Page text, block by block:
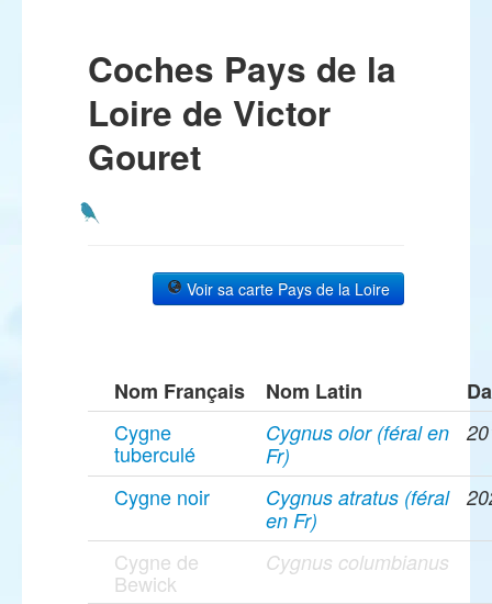
Coches Pays de la
Loire de Victor
Gouret
Voir sa carte Pays de la Loire
Nom Français Nom Latin
Cygne
tuberculé
Cygnus olor (féral en
Fr)
Cygne noir
Cygnus atratus (féral
en Fr)
Cygne de
Bewick
Cygnus columbianus